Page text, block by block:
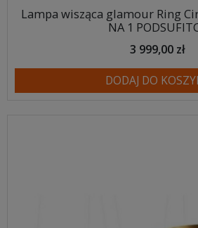
Lampa wisząca glamour Ring
NA 1
3 999,00 zł
DODAJ DO